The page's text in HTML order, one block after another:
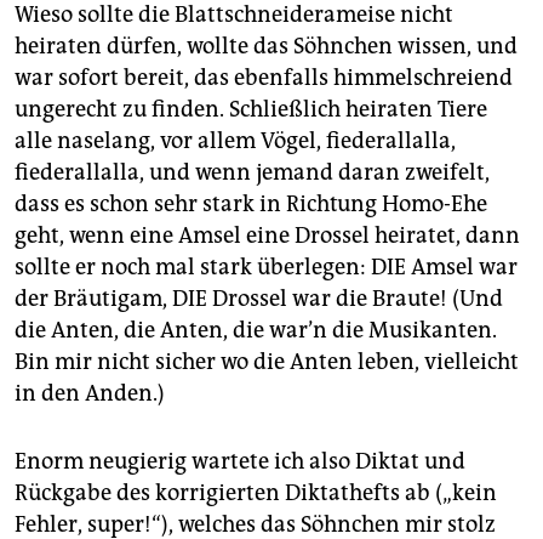
Wieso sollte die Blattschneiderameise nicht
heiraten dürfen, wollte das Söhnchen wissen, und
war sofort bereit, das ebenfalls himmelschreiend
ungerecht zu finden. Schließlich heiraten Tiere
alle naselang, vor allem Vögel, fiederallalla,
fiederallalla, und wenn jemand daran zweifelt,
dass es schon sehr stark in Richtung Homo-Ehe
geht, wenn eine Amsel eine Drossel heiratet, dann
sollte er noch mal stark überlegen: DIE Amsel war
der Bräutigam, DIE Drossel war die Braute! (Und
die Anten, die Anten, die war’n die Musikanten.
Bin mir nicht sicher wo die Anten leben, vielleicht
in den Anden.)
Enorm neugierig wartete ich also Diktat und
Rückgabe des korrigierten Diktathefts ab („kein
Fehler, super!“), welches das Söhnchen mir stolz